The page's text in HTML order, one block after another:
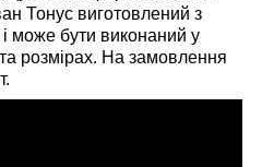
Тонус виготовлений з
і може бути виконаний у
розмірах. На замовлення